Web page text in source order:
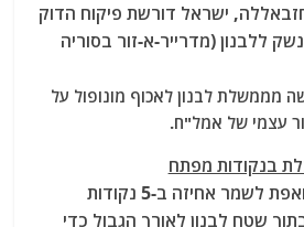
ישראל דורשת פיקוח הדוק
ללבנון (מדרייר-א-זור בסוריה
מממשלת לבנון לאכוף מונופול על
עצמי של אמל"ח.
לפי דיווחים, ישראל שואפת לשמר אחיזה ב-5 נקודות
שטח לבנון לאורך הגבול כדי